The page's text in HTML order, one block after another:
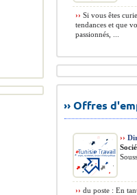
›› Si vous êtes
tendances et que
passionnés, ...
›› Offres
››
›› du poste : En